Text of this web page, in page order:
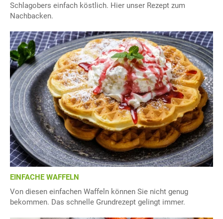
Schlagobers einfach köstlich. Hier unser Rezept zum
Nachbacken.
EINFACHE WAFFELN
Von diesen einfachen Waffeln können Sie nicht genug
bekommen. Das schnelle Grundrezept gelingt immer.